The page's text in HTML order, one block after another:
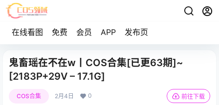
在线看图 免费 会员 APP 发布页
鬼畜瑶在不在w丨COS合集[已更63期]~
[2183P+29V – 17.1G]
COS合集 2月4日 0 前往下载